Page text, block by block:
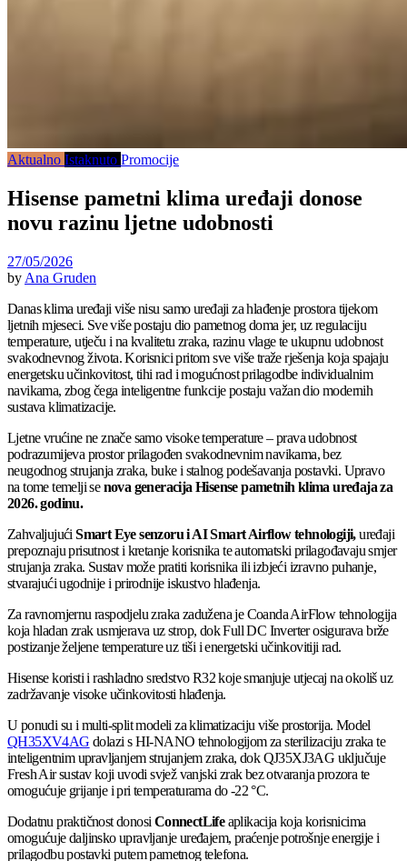
Aktualno Istaknuto Promocije
Hisense pametni klima uređaji donose
novu razinu ljetne udobnosti
27/05/2026
by Ana Gruden
Danas klima uređaji više nisu samo uređaji za hlađenje prostora tijekom
ljetnih mjeseci. Sve više postaju dio pametnog doma jer, uz regulaciju
temperature, utječu i na kvalitetu zraka, razinu vlage te ukupnu udobnost
svakodnevnog života. Korisnici pritom sve više traže rješenja koja spajaju
energetsku učinkovitost, tihi rad i mogućnost prilagodbe individualnim
navikama, zbog čega inteligentne funkcije postaju važan dio modernih
sustava klimatizacije.
Ljetne vrućine ne znače samo visoke temperature – prava udobnost
podrazumijeva prostor prilagođen svakodnevnim navikama, bez
neugodnog strujanja zraka, buke i stalnog podešavanja postavki. Upravo
na tome temelji senova generacija Hisense pametnih klima uređaja za
2026. godinu.
ZahvaljujućiSmart Eye senzoru i AI Smart Airflow tehnologiji,uređaji
prepoznaju prisutnost i kretanje korisnika te automatski prilagođavaju smjer
strujanja zraka. Sustav može pratiti korisnika ili izbjeći izravno puhanje,
stvarajući ugodnije i prirodnije iskustvo hlađenja.
Za ravnomjernu raspodjelu zraka zadužena je Coanda AirFlow tehnologija
koja hladan zrak usmjerava uz strop, dok Full DC Inverter osigurava brže
postizanje željene temperature uz tiši i energetski učinkovitiji rad.
Hisense koristi i rashladno sredstvo R32 koje smanjuje utjecaj na okoliš uz
zadržavanje visoke učinkovitosti hlađenja.
U ponudi su i multi-split modeli za klimatizaciju više prostorija. Model
QH35XV4AG dolazi s HI-NANO tehnologijom za sterilizaciju zraka te
inteligentnim upravljanjem strujanjem zraka, dok QJ35XJ3AG uključuje
Fresh Air sustav koji uvodi svjež vanjski zrak bez otvaranja prozora te
omogućuje grijanje i pri temperaturama do -22 °C.
Dodatnu praktičnost donosi ConnectLifeaplikacija koja korisnicima
omogućuje daljinsko upravljanje uređajem, praćenje potrošnje energije i
prilagodbu postavki putem pametnog telefona.